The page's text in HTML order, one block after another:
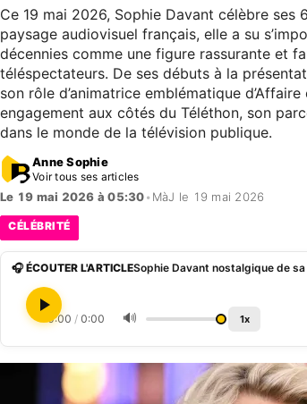
Ce 19 mai 2026, Sophie Davant célèbre ses
paysage audiovisuel français, elle a su
décennies comme une figure rassurante et
téléspectateurs. De ses débuts à la
son rôle d’animatrice emblématique
engagement aux côtés du Téléthon, son
dans le monde de la télévision publique.
Anne Sophie
Voir tous ses articles
Le 19 mai 2026 à 05:30• MàJ le 19 mai 2026
CÉLÉBRITÉ
🎧 ÉCOUTER L'ARTICLE
0:00 / 0:00 🔊 1x